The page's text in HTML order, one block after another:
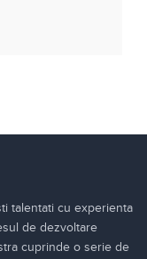
talentati cu experienta
de dezvoltare
cuprinde o serie de